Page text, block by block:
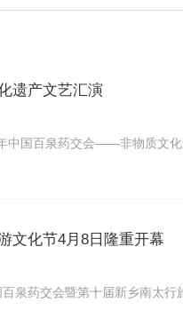
遗产文艺汇演
国百泉药交会——非物质文化
文化节4月8日隆重开幕
药交会暨第十届新乡南太行